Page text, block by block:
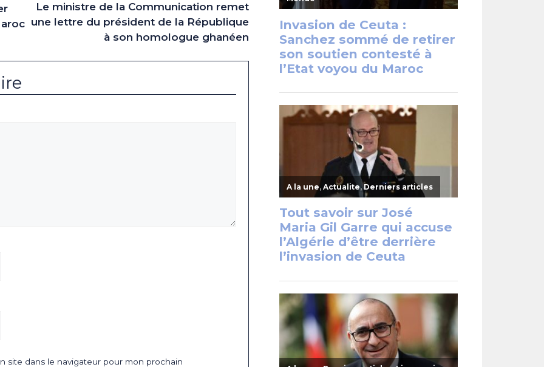
Le ministre de la Communication remet
une lettre du président de la République
à son homologue ghanéen
site dans le navigateur pour mon prochain